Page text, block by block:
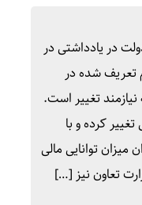
در یادداشتی در
تعریف شده در
تغییر است.
کرده و با
توانایی مالی
تعاون نیز […]